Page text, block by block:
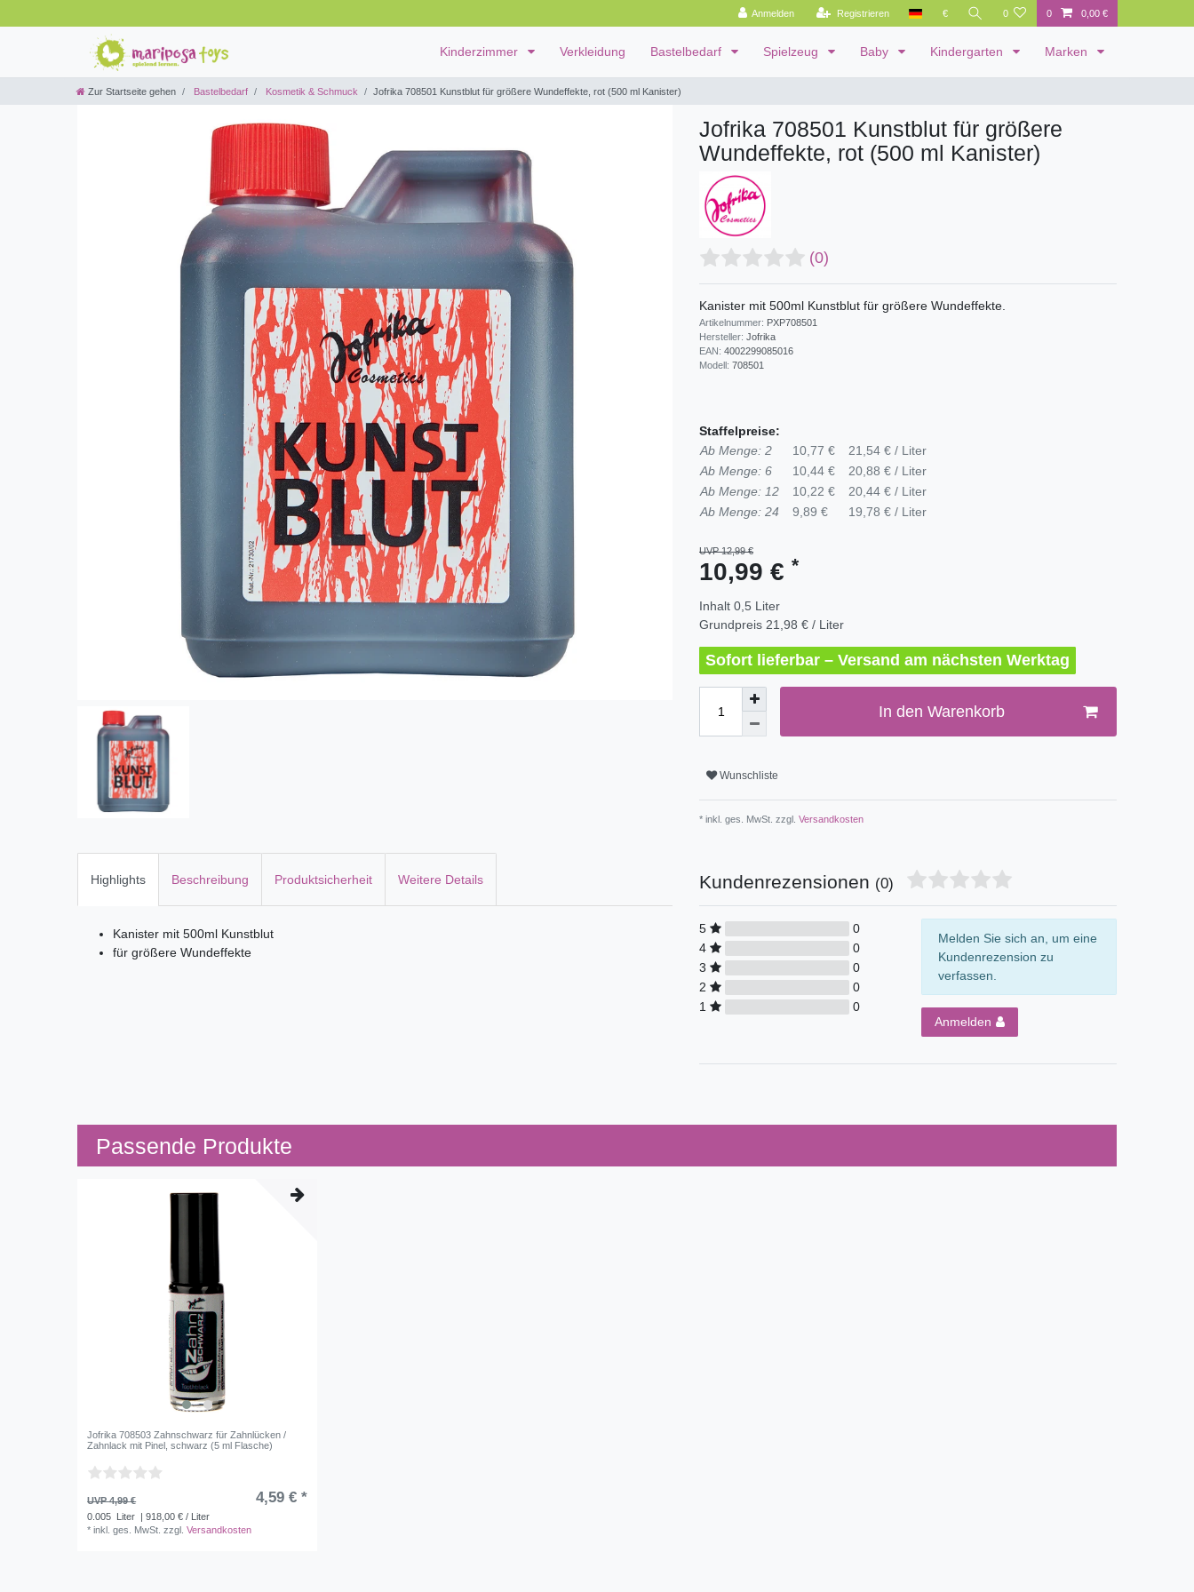
Anmelden Registrieren € 0 0 0,00 €
Kinderzimmer Verkleidung Bastelbedarf Spielzeug Baby Kindergarten Marken
Zur Startseite gehen Bastelbedarf Kosmetik & Schmuck Jofrika 708501 Kunstblut für größere Wundeffekte, rot (500 ml Kanister)
Jofrika 708501 Kunstblut für größere
Wundeffekte, rot (500 ml Kanister)
(0)
Kanister mit 500ml Kunstblut für größere Wundeffekte.
Artikelnummer: PXP708501
Hersteller: Jofrika
EAN: 4002299085016
Modell: 708501
Staffelpreise:
Ab Menge: 2
10,77 €
21,54 € / Liter
Ab Menge: 6
10,44 €
20,88 € / Liter
Ab Menge: 12
10,22 €
20,44 € / Liter
Ab Menge: 24
9,89 € 19,78 € / Liter
UVP 12,99 €
10,99 € *
Inhalt 0,5 Liter
Grundpreis 21,98 € / Liter
Sofort lieferbar – Versand am nächsten Werktag
In den Warenkorb
Wunschliste
* inkl. ges. MwSt. zzgl. Versandkosten
Highlights Beschreibung Produktsicherheit Weitere Details
Kanister mit 500ml Kunstblut
für größere Wundeffekte
Kundenrezensionen (0)
5
0
4
0
3
0
2
0
1
0
Melden Sie sich an, um eine
Kundenrezension zu
verfassen.
Anmelden
Passende Produkte
Jofrika 708503 Zahnschwarz für Zahnlücken /
Zahnlack mit Pinel, schwarz (5 ml Flasche)
UVP 4,99 € 4,59 € *
0.005 Liter | 918,00 € / Liter
*inkl. ges. MwSt. zzgl.Versandkosten